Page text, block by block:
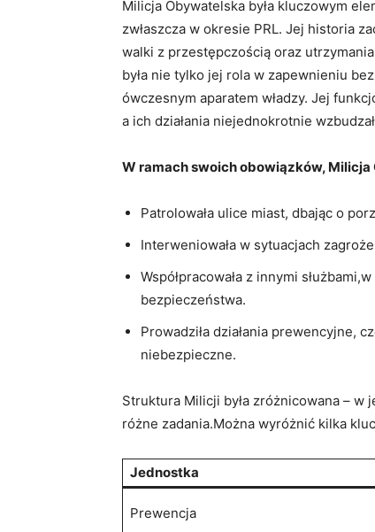
Milicja Obywatelska była kluczowym
zwłaszcza w ⁢okresie PRL. Jej ​historia⁤
walki‌ z przestępczością oraz
była nie​ tylko jej ⁣rola w zapewnieniu
ówczesnym aparatem władzy. Jej
a ich działania niejednokrotnie
W ramach swoich obowiązków,
Patrolowała ulice miast, dbając o
Interweniowała w sytuacjach
Współpracowała z innymi
bezpieczeństwa.
Prowadziła ⁢działania ‍prewencyjne,
niebezpieczne.
Struktura Milicji⁤ była zróżnicowana – w
różne zadania.Można wyróżnić kilka
Jednostka
Prewencja